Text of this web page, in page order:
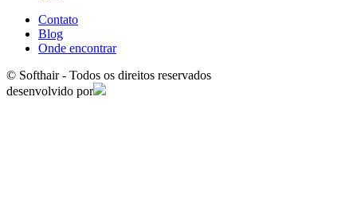
Contato
Blog
Onde encontrar
© Softhair - Todos os direitos reservados
desenvolvido por